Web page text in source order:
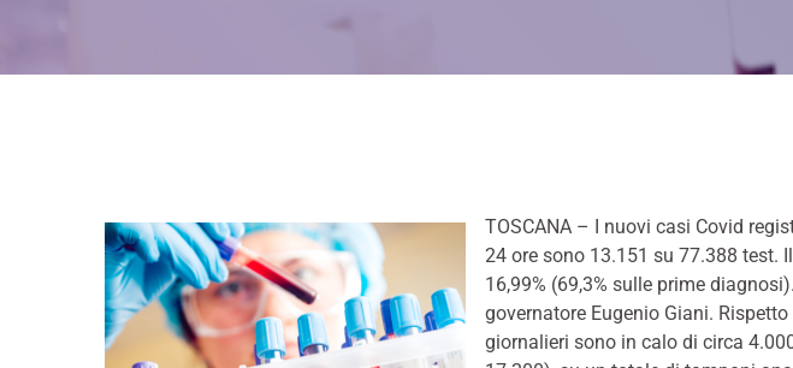
TOSCANA – I nuovi casi Covid
24 ore sono 13.151 su 77.388 test.
16,99% (69,3% sulle prime
governatore Eugenio Giani.
giornalieri sono in calo di circa